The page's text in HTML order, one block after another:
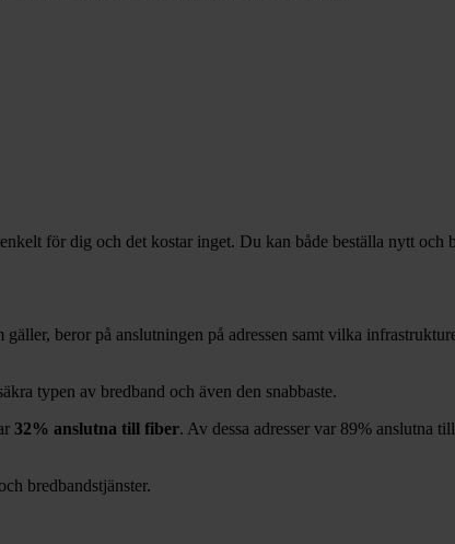
för dig och det kostar inget. Du kan både beställa nytt och
beror på anslutningen på adressen samt vilka
typen av bredband och även den snabbaste.
32% anslutna till fiber. Av dessa adresser var 89% anslutna
bredbandstjänster.